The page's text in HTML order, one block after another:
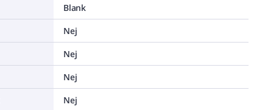
Blank
Nej
Nej
Nej
Nej